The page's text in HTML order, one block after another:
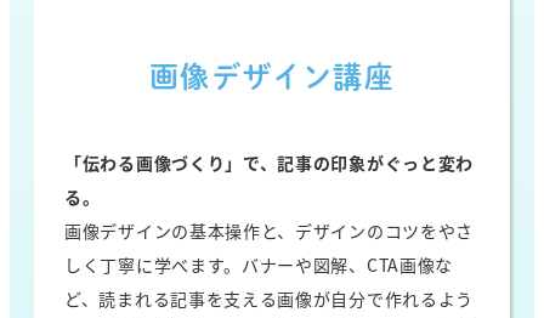
画像デザイン講座
「伝わる画像づくり」で、記事の印象がぐっと変わ
る。
画像デザインの基本操作と、デザインのコツをやさ
しく丁寧に学べます。バナーや図解、CTA画像な
ど、読まれる記事を支える画像が自分で作れるよう